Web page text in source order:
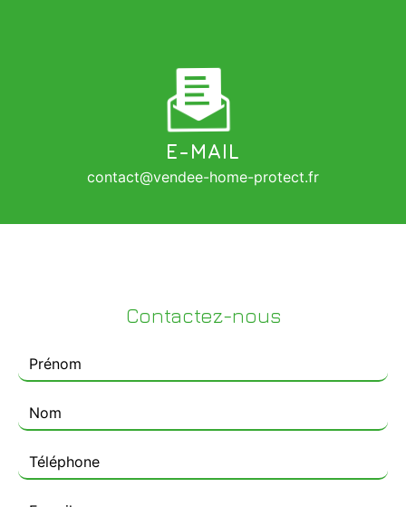
E-MAIL
contact@vendee-home-protect.fr
Contactez-nous